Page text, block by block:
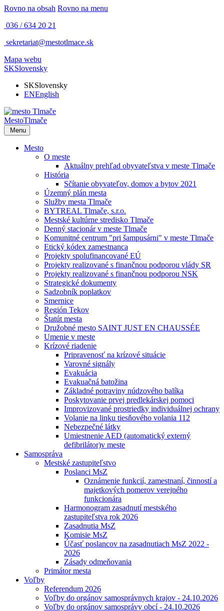
Rovno na obsah Rovno na menu
036 / 634 20 21
sekretariat@mestotlmace.sk
Mapa webu
SKSlovensky
SKSlovensky
ENEnglish
MestoTlmače
Menu
Mesto
O meste
Aktuálny prehľad obyvateľstva v meste Tlmače
História
Sčítanie obyvateľov, domov a bytov 2021
Územný plán mesta
Služby mesta Tlmače
BYTREAL Tlmače, s.r.o.
Mestské kultúrne stredisko Tlmače
Denný stacionár v meste Tlmače
Komunitné centrum "pri šampusárni" v meste Tlmače
Etický kódex zamestnanca
Projekty spolufinancované EÚ
Projekty realizované s finančnou podporou vlády SR
Projekty realizované s finančnou podporou NSK
Strategické dokumenty
Sadzobník poplatkov
Smernice
Región Tekov
Štatút mesta
Družobné mesto SAINT JUST EN CHAUSSÉE
Umenie v meste
Krízové riadenie
Pripravenosť na krízové situácie
Varovné signály
Evakuácia
Evakuačná batožina
Základné potraviny núdzového balíka
Poskytovanie prvej predlekárskej pomoci
Improvizované prostriedky individuálnej ochrany
Volanie na linku tiesňového volania 112
Nebezpečné látky
Umiestnenie AED (automatický externý
defibrilátor)v meste
Samospráva
Mestské zastupiteľstvo
Poslanci MsZ
Oznámenie funkcií, zamestnaní, činností a
majetkových pomerov verejného
funkcionára
Harmonogram zasadnutí mestského
zastupiteľstva rok 2026
Zasadnutia MsZ
Komisie MsZ
Účasť poslancov na zasadnutiach MsZ 2022 -
2026
Zásady odmeňovania
Primátor mesta
Voľby
Referendum 2026
Voľby do orgánov samosprávnych krajov - 24.10.2026
Voľby do orgánov samosprávy obcí - 24.10.2026